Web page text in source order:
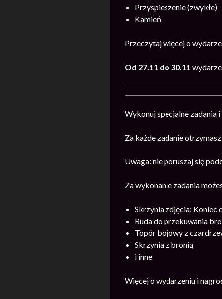
Przyspieszenie (zwykłe)
Kamień
Przeczytaj więcej o
Od 27.11 do 30.11
Wykonuj specjalne zadania
Za każde zadanie
Uwaga: nie poruszaj się
Za wykonanie zadania
Skrzynia zdjęcia: Koniec
Ruda do przekuwania
Topór bojowy z
Skrzynia z bronią
i inne
Więcej o wydarzeniu i